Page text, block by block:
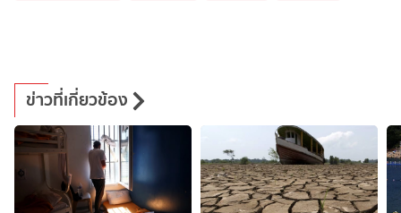
ข่าวที่เกี่ยวข้อง